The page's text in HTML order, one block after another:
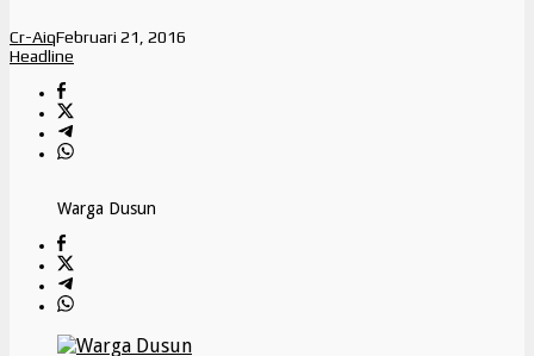
Cr-AiqFebruari 21, 2016
Headline
Warga Dusun